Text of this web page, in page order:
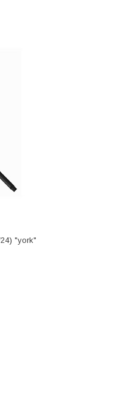
"york"